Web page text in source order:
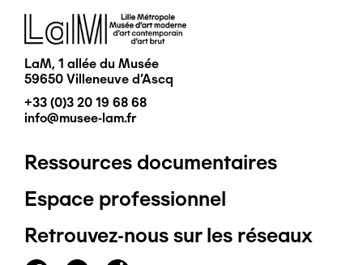
Image
LaM, 1 allée du Musée
59650 Villeneuve d'Ascq
+33 (0)3 20 19 68 68
info@musee-lam.fr
Pied
de
page
Ressources documentaires
Espace professionnel
Retrouvez-nous sur les réseaux